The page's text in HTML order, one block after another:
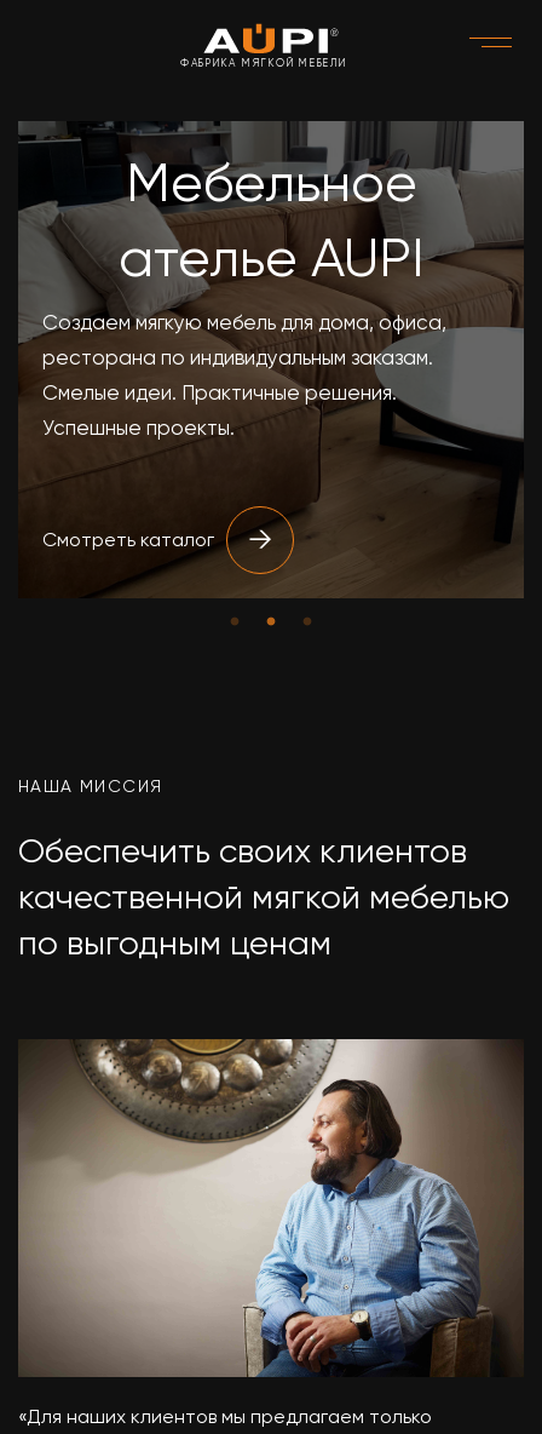
ФАБРИКА МЯГКОЙ МЕБЕЛИ
Мебельное
ателье AUPI
Создаем мягкую мебель для дома, офиса,
ресторана по индивидуальным заказам.
Смелые идеи. Практичные решения.
Успешные проекты.
Смотреть каталог
НАША МИССИЯ
Обеспечить своих клиентов
качественной мягкой мебелью
по выгодным ценам
«Для наших клиентов мы предлагаем только